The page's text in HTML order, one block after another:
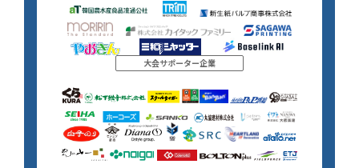
大会サポーター企業